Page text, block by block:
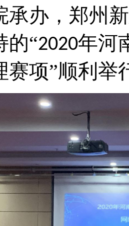
承办，郑州
的“2020年河
赛项”顺利举